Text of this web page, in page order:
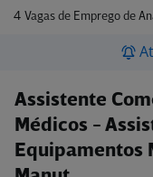
4 Vagas de Emprego de Analista
Assistente
Médicos -
Equipamentos